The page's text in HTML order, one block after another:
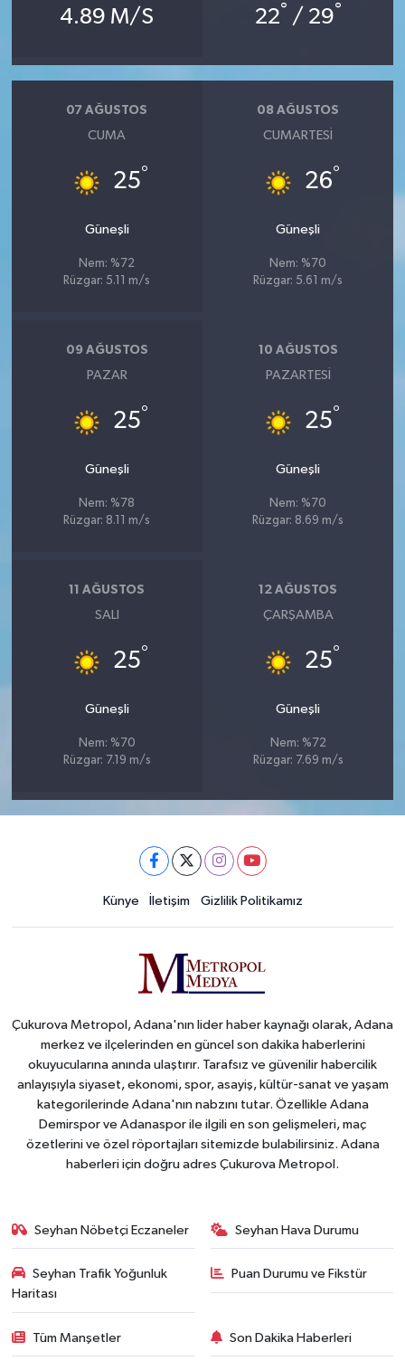
4.89 M/S 22° / 29°
07 AĞUSTOS
CUMA
25°
Güneşli
Nem: %72
Rüzgar: 5.11 m/s
08 AĞUSTOS
CUMARTESI
26°
Güneşli
Nem: %70
Rüzgar: 5.61 m/s
09 AĞUSTOS
PAZAR
25°
Güneşli
Nem: %78
Rüzgar: 8.11 m/s
10 AĞUSTOS
PAZARTESI
25°
Güneşli
Nem: %70
Rüzgar: 8.69 m/s
11 AĞUSTOS
SALI
25°
Güneşli
Nem: %70
Rüzgar: 7.19 m/s
12 AĞUSTOS
ÇARŞAMBA
25°
Güneşli
Nem: %72
Rüzgar: 7.69 m/s
Künye İletişim Gizlilik Politikamız
Çukurova Metropol, Adana'nın lider haber kaynağı olarak, Adana
merkez ve ilçelerinden en güncel son dakika haberlerini
okuyucularına anında ulaştırır. Tarafsız ve güvenilir habercilik
anlayışıyla siyaset, ekonomi, spor, asayiş, kültür-sanat ve yaşam
kategorilerinde Adana'nın nabzını tutar. Özellikle Adana
Demirspor ve Adanaspor ile ilgili en son gelişmeleri, maç
özetlerini ve özel röportajları sitemizde bulabilirsiniz. Adana
haberleri için doğru adres Çukurova Metropol.
Seyhan Nöbetçi Eczaneler Seyhan Hava Durumu
Seyhan Trafik Yoğunluk
Haritası
Puan Durumu ve Fikstür
Tüm Manşetler Son Dakika Haberleri